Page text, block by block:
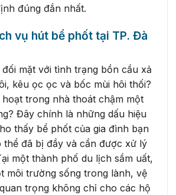
đúng đắn nhất.
vụ hút bể phốt tại TP. Đà
đối mặt với tình trạng bồn cầu xả
kêu ọc ọc và bốc mùi hôi thối?
trong nhà thoát chậm một
Đây chính là những dấu hiệu
thấy bể phốt của gia đình bạn
thể đã bị đầy và cần được xử lý
một thành phố du lịch sầm uất,
môi trường sống trong lành, vệ
trọng không chỉ cho các hộ